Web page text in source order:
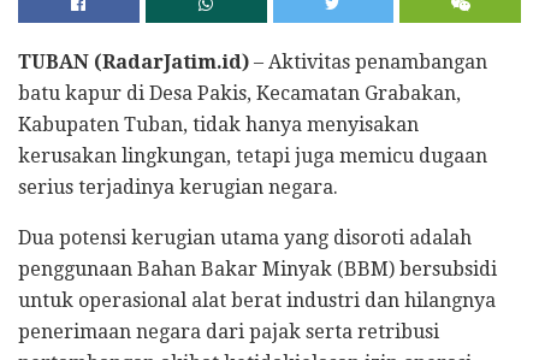
TUBAN (RadarJatim.id) – Aktivitas penambangan
batu kapur di Desa Pakis, Kecamatan Grabakan,
Kabupaten Tuban, tidak hanya menyisakan
kerusakan lingkungan, tetapi juga memicu dugaan
serius terjadinya kerugian negara.
Dua potensi kerugian utama yang disoroti adalah
penggunaan Bahan Bakar Minyak (BBM) bersubsidi
untuk operasional alat berat industri dan hilangnya
penerimaan negara dari pajak serta retribusi